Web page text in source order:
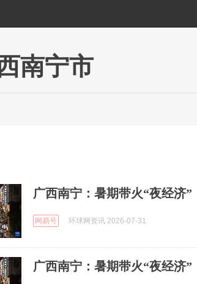
南宁市
广西南宁：暑期带火“夜经济”
网易号 环球网资讯 2026-07-31
广西南宁：暑期带火“夜经济”